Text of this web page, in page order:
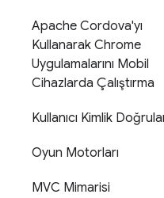
Apache Cordova'yı
Kullanarak Chrome
Uygulamalarını Mobil
Cihazlarda Çalıştırma
Kullanıcı Kimlik
Oyun Motorları
MVC Mimarisi